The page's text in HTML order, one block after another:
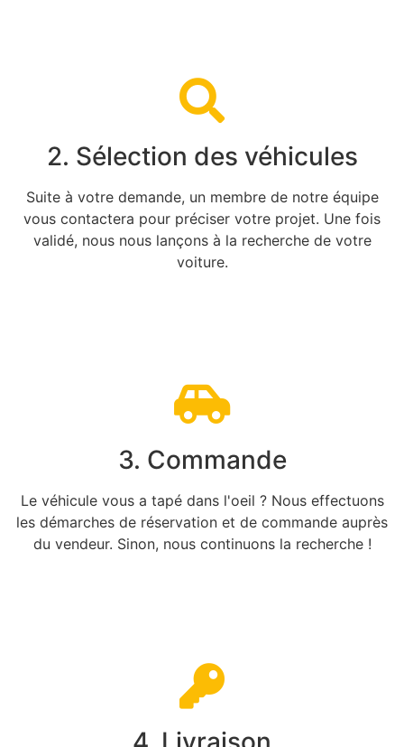
2. Sélection des véhicules
Suite à votre demande, un membre de notre équipe
vous contactera pour préciser votre projet. Une fois
validé, nous nous lançons à la recherche de votre
voiture.
3. Commande
Le véhicule vous a tapé dans l'oeil ? Nous effectuons
les démarches de réservation et de commande auprès
du vendeur. Sinon, nous continuons la recherche !